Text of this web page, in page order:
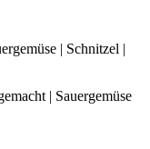
| Schnitzel |
| Sauergemüse